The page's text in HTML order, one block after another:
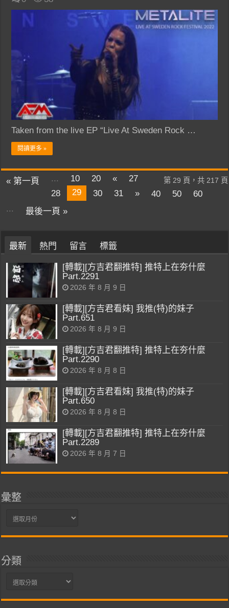
Taken from the live EP “Live At Sweden Rock …
閱讀更多 »
第 29 頁，共 217 頁
« 第一頁 ... 10 20 «
27
28
29 30 31 » 40 50
60
...
最後一頁 »
最新 熱門 留言 標籤
[轉載][方吉君翻推特] 推特上在夯什麼
Part.2291
2026 年 8 月 9 日
[轉載][方吉君看妹] 我推(特)的妹子
Part.651
2026 年 8 月 9 日
[轉載][方吉君翻推特] 推特上在夯什麼
Part.2290
2026 年 8 月 8 日
[轉載][方吉君看妹] 我推(特)的妹子
Part.650
2026 年 8 月 8 日
[轉載][方吉君翻推特] 推特上在夯什麼
Part.2289
2026 年 8 月 7 日
彙整
彙
分類
分